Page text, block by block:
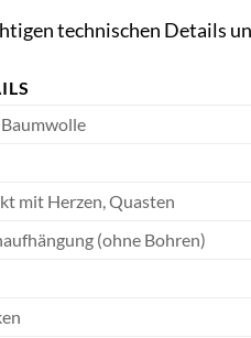
technischen Details
mit Herzen, Quasten
(ohne Bohren)